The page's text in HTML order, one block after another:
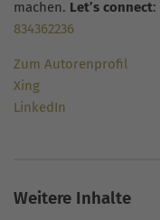
machen. Let’s connect:
834362236
Zum Autorenprofil
Xing
LinkedIn
Weitere Inhalte